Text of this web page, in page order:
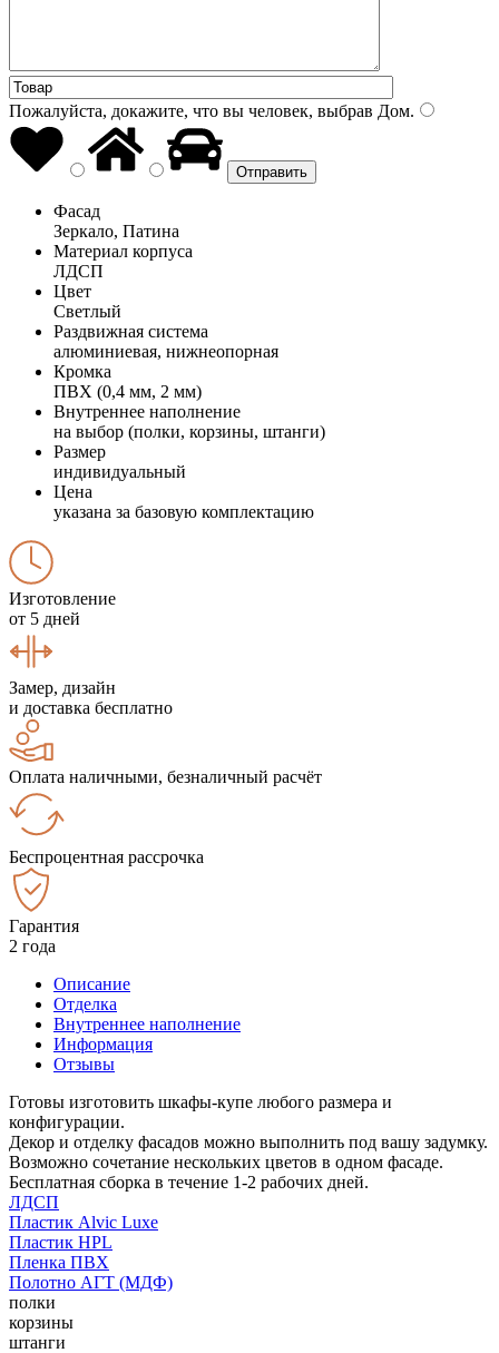
Пожалуйста, докажите, что вы человек, выбрав Дом.
Фасад
Зеркало, Патина
Материал корпуса
ЛДСП
Цвет
Светлый
Раздвижная система
алюминиевая, нижнеопорная
Кромка
ПВХ (0,4 мм, 2 мм)
Внутреннее наполнение
на выбор (полки, корзины, штанги)
Размер
индивидуальный
Цена
указана за базовую комплектацию
Изготовление
от 5 дней
Замер, дизайн
и доставка бесплатно
Оплата наличными, безналичный расчёт
Беспроцентная рассрочка
Гарантия
2 года
Описание
Отделка
Внутреннее наполнение
Информация
Отзывы
Готовы изготовить шкафы-купе любого размера и
конфигурации.
Декор и отделку фасадов можно выполнить под вашу задумку.
Возможно сочетание нескольких цветов в одном фасаде.
Бесплатная сборка в течение 1-2 рабочих дней.
ЛДСП
Пластик Alvic Luxe
Пластик HPL
Пленка ПВХ
Полотно АГТ (МДФ)
полки
корзины
штанги